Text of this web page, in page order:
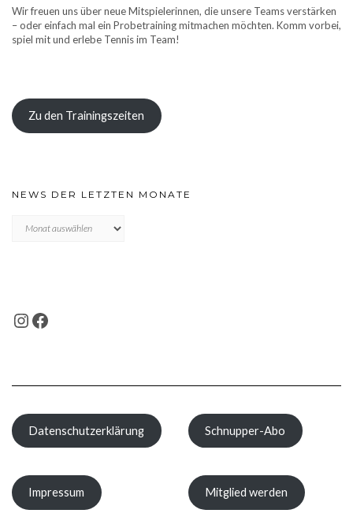
Wir freuen uns über neue Mitspielerinnen, die unsere Teams verstärken
– oder einfach mal ein Probetraining mitmachen möchten. Komm vorbei,
spiel mit und erlebe Tennis im Team!
Zu den Trainingszeiten
NEWS DER LETZTEN MONATE
der
INSTAGRAM
FACEBOOK
Datenschutzerklärung
Impressum
Schnupper-Abo
Mitglied werden